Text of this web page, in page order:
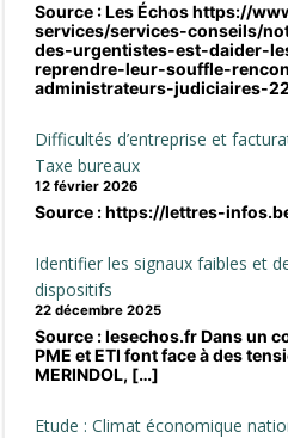
Source : Les Échos https://
services/services-conseils/
des-urgentistes-est-daider-
reprendre-leur-souffle-
administrateurs-judiciaires-
Difficultés d’entreprise et
Taxe bureaux
12 février 2026
Source : https://lettres-
Identifier les signaux faibles et
dispositifs
22 décembre 2025
Source : lesechos.fr Dans un
PME et ETI font face à des
MERINDOL, […]
Etude : Climat économique